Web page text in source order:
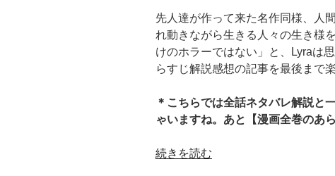
先人達が作って来た名作同様、人
れ動きながら生きる人々の生き様
けのホラーではない」と、Lyraは
らすじ解説感想の記事を最後まで
＊こちらでは全話ネタバレ解説と
ゃいますね。あと【漫画全巻のあ
“ド
続きを読む